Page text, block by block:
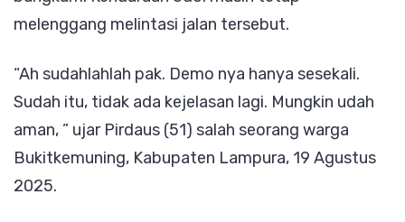
melenggang melintasi jalan tersebut.
“Ah sudahlahlah pak. Demo nya hanya sesekali.
Sudah itu, tidak ada kejelasan lagi. Mungkin udah
aman, ” ujar Pirdaus (51) salah seorang warga
Bukitkemuning, Kabupaten Lampura, 19 Agustus
2025.